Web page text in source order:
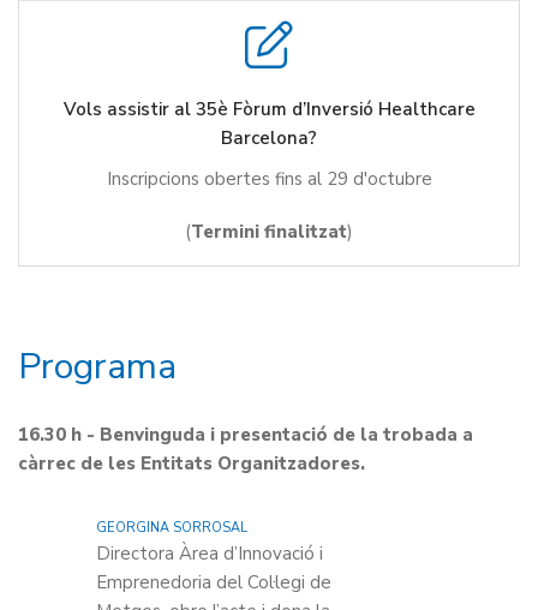
Vols assistir al 35è Fòrum d’Inversió Healthcare
Barcelona?
Inscripcions obertes fins al 29 d'octubre
(Termini finalitzat)
Programa
16.30 h - Benvinguda i presentació de la trobada a
càrrec de les Entitats Organitzadores.
GEORGINA SORROSAL
Directora Àrea d’Innovació i
Emprenedoria del Col·legi de